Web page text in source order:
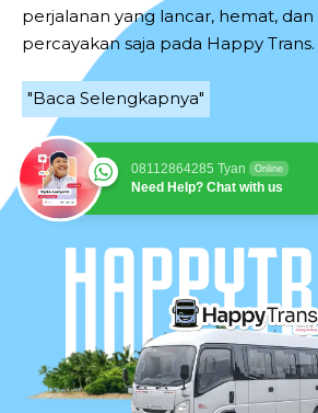
perjalanan yang lancar, hemat,
percayakan saja pada Happy Trans.
"Baca Selengkapnya"
08112864285 Tyan Online
Need Help? Chat with us